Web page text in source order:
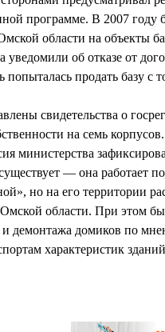
программе. В 2007 году
области на объекты
об отказе от
продать базу с
свидетельства о
на семь
министерства
— она работает
но на его территории
области. При этом
демонтажа домиков по
характеристик